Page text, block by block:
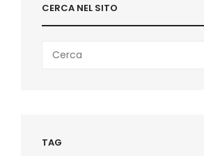
CERCA NEL SITO
for:
TAG